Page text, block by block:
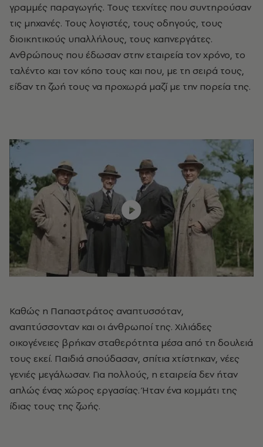
γραμμές παραγωγής. Τους τεχνίτες που συντηρούσαν
τις μηχανές. Τους λογιστές, τους οδηγούς, τους
διοικητικούς υπαλλήλους, τους καπνεργάτες.
Ανθρώπους που έδωσαν στην εταιρεία τον χρόνο, το
ταλέντο και τον κόπο τους και που, με τη σειρά τους,
είδαν τη ζωή τους να προχωρά μαζί με την πορεία της.
Καθώς η Παπαστράτος αναπτυσσόταν,
αναπτύσσονταν και οι άνθρωποί της. Χιλιάδες
οικογένειες βρήκαν σταθερότητα μέσα από τη δουλειά
τους εκεί. Παιδιά σπούδασαν, σπίτια χτίστηκαν, νέες
γενιές μεγάλωσαν. Για πολλούς, η εταιρεία δεν ήταν
απλώς ένας χώρος εργασίας. Ήταν ένα κομμάτι της
ίδιας τους της ζωής.